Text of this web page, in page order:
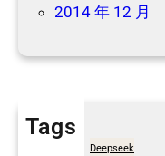
2014 年 12 月
Tags
Deepseek